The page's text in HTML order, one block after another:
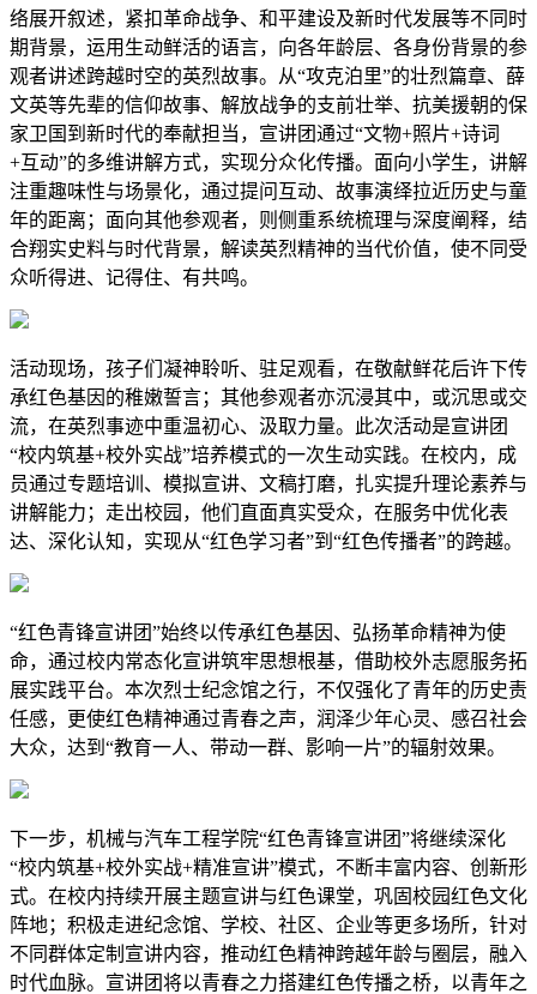
络展开叙述，紧扣革命战争、和平建设及新时代发展等不同时
期背景，运用生动鲜活的语言，向各年龄层、各身份背景的参
观者讲述跨越时空的英烈故事。从“攻克泊里”的壮烈篇章、薛
文英等先辈的信仰故事、解放战争的支前壮举、抗美援朝的保
家卫国到新时代的奉献担当，宣讲团通过“文物+照片+诗词
+互动”的多维讲解方式，实现分众化传播。面向小学生，讲解
注重趣味性与场景化，通过提问互动、故事演绎拉近历史与童
年的距离；面向其他参观者，则侧重系统梳理与深度阐释，结
合翔实史料与时代背景，解读英烈精神的当代价值，使不同受
众听得进、记得住、有共鸣。
活动现场，孩子们凝神聆听、驻足观看，在敬献鲜花后许下传
承红色基因的稚嫩誓言；其他参观者亦沉浸其中，或沉思或交
流，在英烈事迹中重温初心、汲取力量。此次活动是宣讲团
“校内筑基+校外实战”培养模式的一次生动实践。在校内，成
员通过专题培训、模拟宣讲、文稿打磨，扎实提升理论素养与
讲解能力；走出校园，他们直面真实受众，在服务中优化表
达、深化认知，实现从“红色学习者”到“红色传播者”的跨越。
“红色青锋宣讲团”始终以传承红色基因、弘扬革命精神为使
命，通过校内常态化宣讲筑牢思想根基，借助校外志愿服务拓
展实践平台。本次烈士纪念馆之行，不仅强化了青年的历史责
任感，更使红色精神通过青春之声，润泽少年心灵、感召社会
大众，达到“教育一人、带动一群、影响一片”的辐射效果。
下一步，机械与汽车工程学院“红色青锋宣讲团”将继续深化
“校内筑基+校外实战+精准宣讲”模式，不断丰富内容、创新形
式。在校内持续开展主题宣讲与红色课堂，巩固校园红色文化
阵地；积极走进纪念馆、学校、社区、企业等更多场所，针对
不同群体定制宣讲内容，推动红色精神跨越年龄与圈层，融入
时代血脉。宣讲团将以青春之力搭建红色传播之桥，以青年之